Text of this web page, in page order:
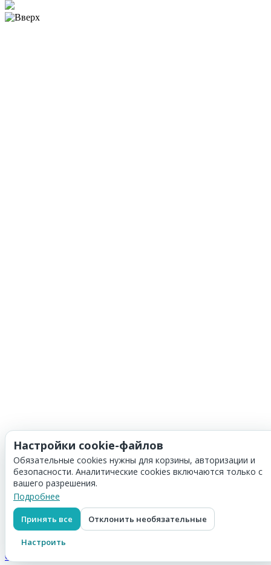
Корзина
Скидка: 0₽
Итого: 0₽
Оформить заказ
Настройки cookie-файлов
Обязательные cookies нужны для корзины, авторизации и
безопасности. Аналитические cookies включаются только с
вашего разрешения.
Подробнее
Принять все Отклонить необязательные
Настроить